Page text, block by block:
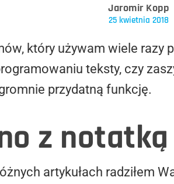
Jaromir Kopp
25 kwietnia 2018
który używam wiele razy
teksty, czy
przydatną funkcję.
z notatką
artykułach radziłem